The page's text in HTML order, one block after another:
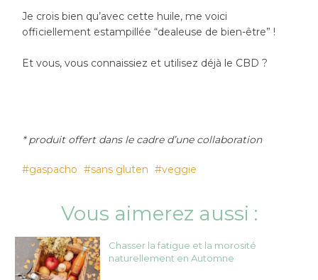
Je crois bien qu’avec cette huile, me voici
officiellement estampillée “dealeuse de bien-être” !
Et vous, vous connaissiez et utilisez déjà le CBD ?
* produit offert dans le cadre d’une collaboration
gaspacho sans gluten veggie
Vous aimerez aussi :
Chasser la fatigue et la morosité
naturellement en Automne